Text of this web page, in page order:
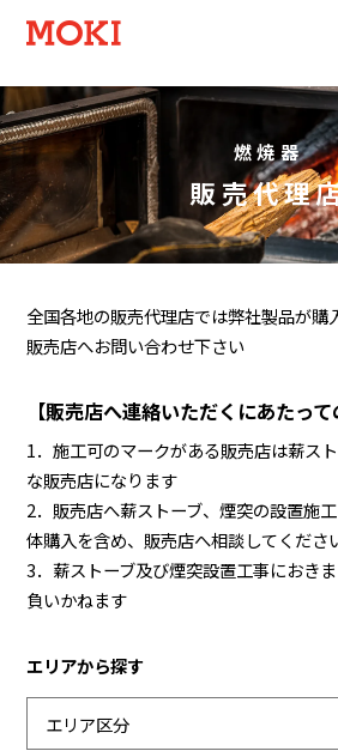
燃焼器
販売代理
全国各地の販売代理店では弊社製品が購
販売店へお問い合わせ下さい
【販売店へ連絡いただくにあたって
1．施工可のマークがある販売店は薪ス
な販売店になります
2．販売店へ薪ストーブ、煙突の設置施
体購入を含め、販売店へ相談してくださ
3．薪ストーブ及び煙突設置工事におき
負いかねます
エリアから探す